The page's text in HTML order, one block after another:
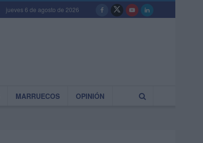
jueves 6 de agosto de 2026
MARRUECOS OPINIÓN